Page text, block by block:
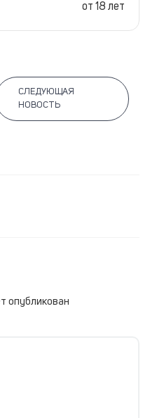
от 18 лет
СЛЕДУЮЩАЯ
НОВОСТЬ
опубликован